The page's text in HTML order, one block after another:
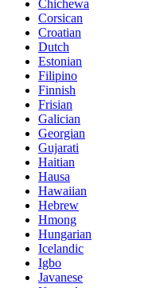
Chichewa
Corsican
Croatian
Dutch
Estonian
Filipino
Finnish
Frisian
Galician
Georgian
Gujarati
Haitian
Hausa
Hawaiian
Hebrew
Hmong
Hungarian
Icelandic
Igbo
Javanese